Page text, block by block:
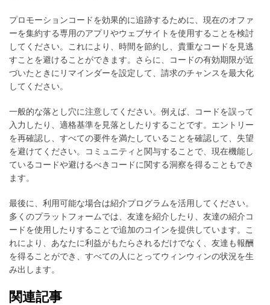
プロモーションコードを効果的に追跡するために、現在のオファ
ーを集約する専用のアプリやウェブサイトを使用することを検討
してください。これにより、時間を節約し、貴重なコードを見逃
すことを避けることができます。さらに、コードの有効期限が近
づいたときにリマインダーを設定して、請求のチャンスを最大化
してください。
一般的な落とし穴に注意してください。例えば、コードを誤って
入力したり、適格基準を見落としたりすることです。エントリー
を再確認し、すべての要件を満たしていることを確認して、失望
を避けてください。コミュニティと関与することで、現在機能し
ているコードや避けるべきコードに関する洞察を得ることもでき
ます。
最後に、利用可能な場合は紹介プログラムを活用してください。
多くのプラットフォームでは、友達を紹介したり、友達の紹介コ
ードを使用したりすることで追加のコインを提供しています。こ
れにより、あなたに利益がもたらされるだけでなく、友達も報酬
を得ることができ、すべての人にとってウィンウィンの状況を生
み出します。
関連記事